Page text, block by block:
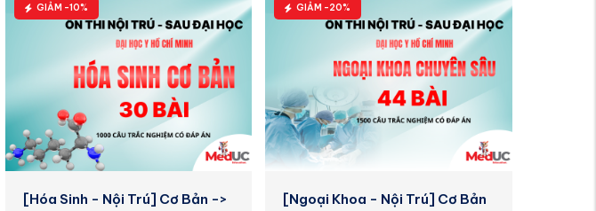
GIẢM -10%
[Hóa Sinh - Nội Trú] Cơ Bản ->
GIẢM -20%
[Ngoại Khoa - Nội Trú] Cơ Bản